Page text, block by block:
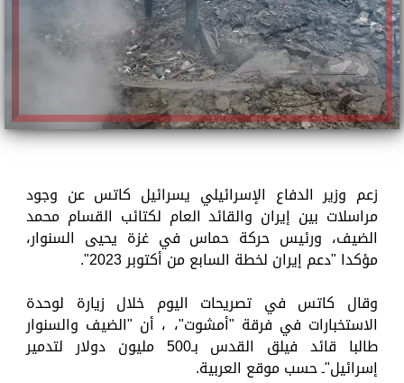
زعم وزير الدفاع الإسرائيلي يسرائيل كاتس عن وجود
مراسلات بين إيران والقائد العام لكتائب القسام محمد
الضيف، ورئيس حركة حماس في غزة يحيى السنوار،
مؤكدا "دعم إيران لخطة السابع من أكتوبر 2023".
وقال كاتس في تصريحات اليوم خلال زيارة لوحدة
الاستخبارات في فرقة "أمشوت"، ، أن "الضيف والسنوار
طالبا قائد فيلق القدس بـ500 مليون دولار لتدمير
إسرائيل"ـ حسب موقع العربية.